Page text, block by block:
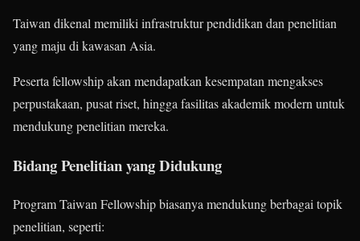
Taiwan dikenal memiliki infrastruktur pendidikan dan penelitian
yang maju di kawasan Asia.
Peserta fellowship akan mendapatkan kesempatan mengakses
perpustakaan, pusat riset, hingga fasilitas akademik modern untuk
mendukung penelitian mereka.
Bidang Penelitian yang Didukung
Program Taiwan Fellowship biasanya mendukung berbagai topik
penelitian, seperti: